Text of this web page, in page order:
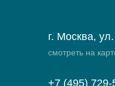
г. Москва,
смотреть на
+7 (495) 729-